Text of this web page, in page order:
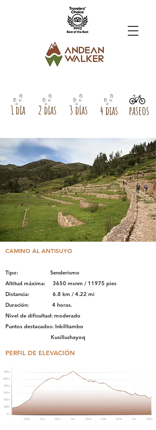
1 día 2 días 3 días 4 dias paseos
CAMINO AL ANTISUYO
Tipo: Senderismo
Altitud máxima: 3650 msnm / 11975 pies
Distancia: 6.8 km / 4.22 mi
Duración: 4 horas.
Nivel de dificultad: moderado
Puntos destacados: Inkilltambo
Kusilluchayoq
PERFIL DE ELEVACIÓN